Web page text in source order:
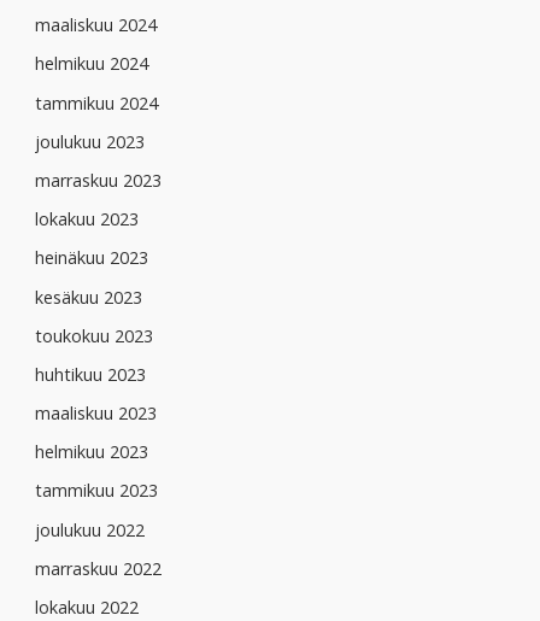
maaliskuu 2024
helmikuu 2024
tammikuu 2024
joulukuu 2023
marraskuu 2023
lokakuu 2023
heinäkuu 2023
kesäkuu 2023
toukokuu 2023
huhtikuu 2023
maaliskuu 2023
helmikuu 2023
tammikuu 2023
joulukuu 2022
marraskuu 2022
lokakuu 2022